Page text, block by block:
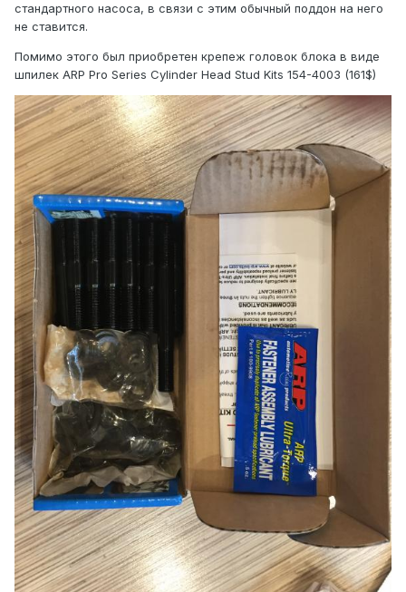
стандартного насоса, в связи с этим обычный поддон на него
не ставится.
Помимо этого был приобретен крепеж головок блока в виде
шпилек ARP Pro Series Cylinder Head Stud Kits 154-4003 (161$)